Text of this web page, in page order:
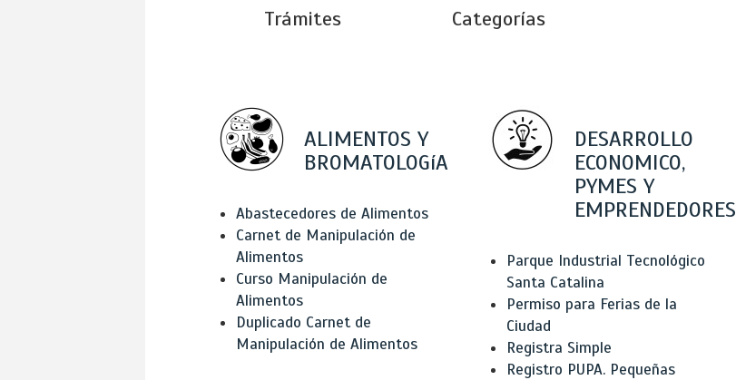
Trámites Categorías
ALIMENTOS Y
BROMATOLOGíA
Abastecedores de Alimentos
Carnet de Manipulación de
Alimentos
Curso Manipulación de
Alimentos
Duplicado Carnet de
Manipulación de Alimentos
DESARROLLO
ECONOMICO,
PYMES Y
EMPRENDEDORES
Parque Industrial Tecnológico
Santa Catalina
Permiso para Ferias de la
Ciudad
Registra Simple
Registro PUPA. Pequeñas